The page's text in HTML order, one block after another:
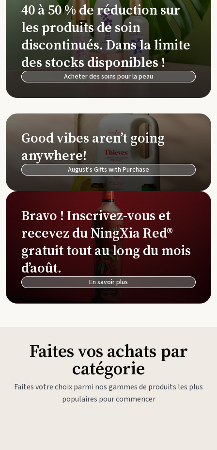
40 à 50 % de réduction sur
les produits de soin
discontinués. Dans la limite
des stocks disponibles !
Acheter des soins pour la peau
Good vibes aren’t going
anywhere!
August's Gifts with Purchase
Bravo ! Inscrivez-vous et
recevez du NingXia Red®
gratuit tout au long du mois
d’août.
En savoir plus
Faites vos achats par
catégorie
Faites votre choix parmi nos gammes de produits les plus
populaires pour commencer